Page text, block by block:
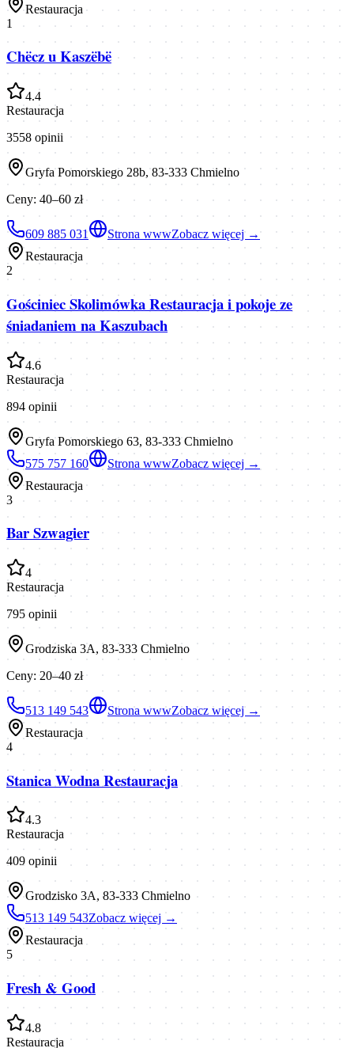
Restauracja
1
Chëcz u Kaszëbë
4.4
Restauracja
3558 opinii
Gryfa Pomorskiego 28b, 83-333 Chmielno
Ceny:40–60 zł
609 885 031 Strona wwwZobacz więcej →
Restauracja
2
Gościniec Skolimówka Restauracja i pokoje ze
śniadaniem na Kaszubach
4.6
Restauracja
894 opinii
Gryfa Pomorskiego 63, 83-333 Chmielno
575 757 160
Strona wwwZobacz więcej →
Restauracja
3
Bar Szwagier
4
Restauracja
795 opinii
Grodziska 3A, 83-333 Chmielno
Ceny:20–40 zł
513 149 543 Strona wwwZobacz więcej →
Restauracja
4
Stanica Wodna Restauracja
4.3
Restauracja
409 opinii
Grodzisko 3A, 83-333 Chmielno
513 149 543Zobacz więcej →
Restauracja
5
Fresh & Good
4.8
Restauracja